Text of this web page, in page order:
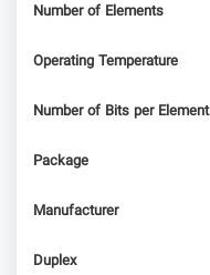
Number of Elements
Operating Temperature
Number of Bits per Element
Package
Manufacturer
Duplex